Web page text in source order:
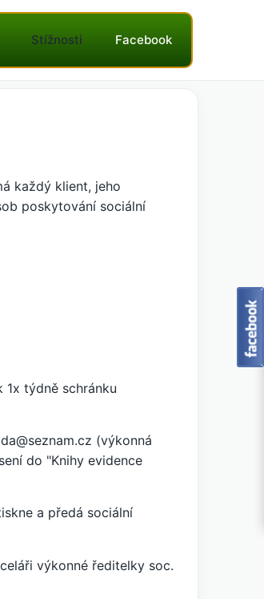
Stížnosti Facebook
každý klient, jeho
poskytování sociální
týdně schránku
(výkonná
do "Knihy evidence
a předá sociální
výkonné ředitelky soc.